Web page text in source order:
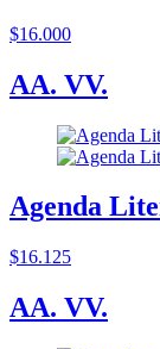
$16.000
AA. VV.
Agenda
$16.125
AA. VV.